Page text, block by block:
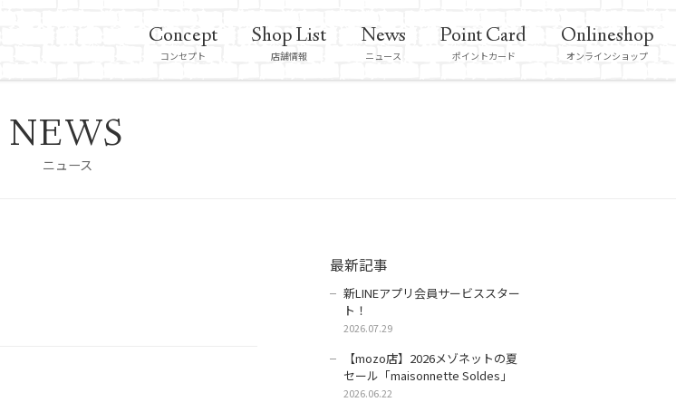
Concept
コンセプト
Shop List
店舗情報
News
ニュース
Point Card
ポイントカード
Onlineshop
オンラインショップ
NEWS
ニュース
最新記事
新LINEアプリ会員サービススター
ト！
2026.07.29
【mozo店】2026メゾネットの夏
セール「maisonnette Soldes」
2026.06.22